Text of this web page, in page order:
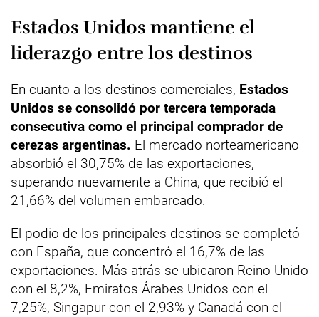
Estados Unidos mantiene el
liderazgo entre los destinos
En cuanto a los destinos comerciales, Estados
Unidos se consolidó por tercera temporada
consecutiva como el principal comprador de
cerezas argentinas. El mercado norteamericano
absorbió el 30,75% de las exportaciones,
superando nuevamente a China, que recibió el
21,66% del volumen embarcado.
El podio de los principales destinos se completó
con España, que concentró el 16,7% de las
exportaciones. Más atrás se ubicaron Reino Unido
con el 8,2%, Emiratos Árabes Unidos con el
7,25%, Singapur con el 2,93% y Canadá con el